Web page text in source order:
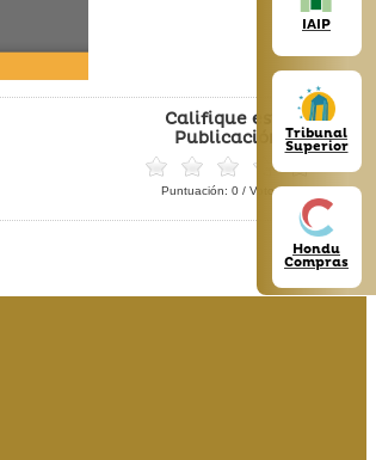
IAIP
Tribunal
Superior
Hondu
Compras
Califique esta
Publicación
Puntuación: 0/ Votos: